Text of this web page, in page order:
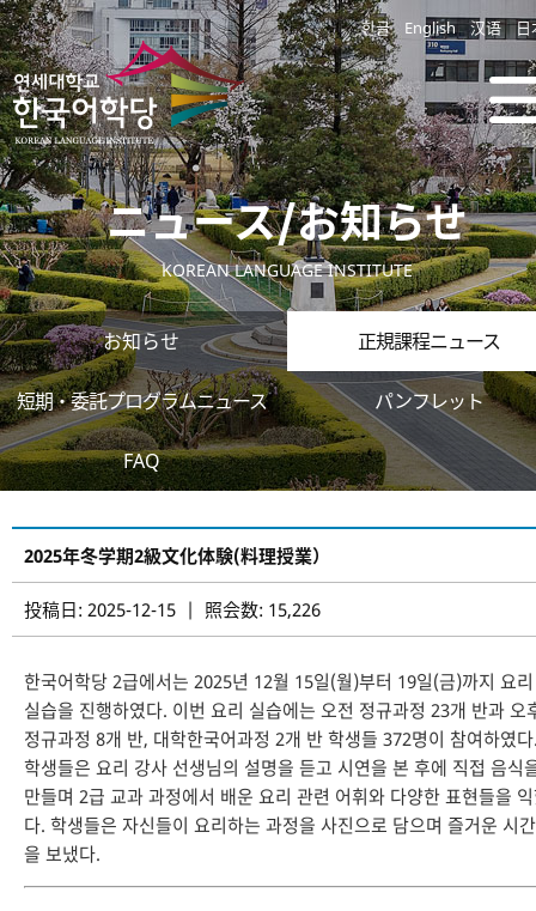
한글 English 汉语 日
ニュース/お知らせ
KOREAN LANGUAGE INSTITUTE
お知らせ 正規課程ニュース
短期・委託プログラムニュース パンフレット
FAQ
2025年冬学期2級文化体験(料理授業）
投稿日: 2025-12-15 | 照会数: 15,226
한국어학당 2급에서는 2025년 12월 15일(월)부터 19일(금)까지 요리
실습을 진행하였다. 이번 요리 실습에는 오전 정규과정 23개 반과 오
정규과정 8개 반, 대학한국어과정 2개 반 학생들 372명이 참여하였
학생들은 요리 강사 선생님의 설명을 듣고 시연을 본 후에 직접 음식
만들며 2급 교과 과정에서 배운 요리 관련 어휘와 다양한 표현들을
다. 학생들은 자신들이 요리하는 과정을 사진으로 담으며 즐거운 시간
을 보냈다.